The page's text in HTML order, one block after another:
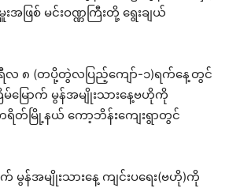
ဖြစ် မင်းဝဏ္ဏကြီးတို့ ရွေးချယ်
ဝါရီလ ၈ (တပို့တွဲလပြည့်ကျော်-၁)ရက်နေ့တွင်
ြောက် မွန်အမျိုးသားနေ့ဗဟိုကို
တ်မြို့နယ် ကော့ဘိန်းကျေးရွာတွင်
မွန်အမျိုးသားနေ့ ကျင်းပရေး(ဗဟို)ကို